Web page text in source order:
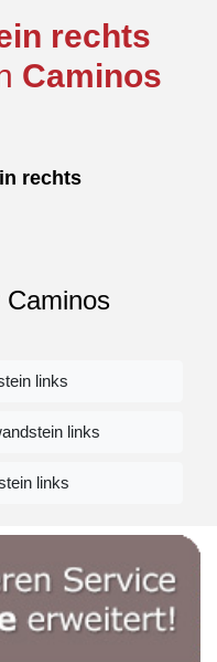
rechts
Caminos
rechts
links
links
links